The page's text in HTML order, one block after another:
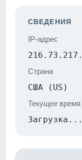
СВЕДЕНИЯ
IP-адрес
Страна
США (US)
Текущее время
Загрузка...